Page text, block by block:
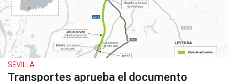
SEVILLA
Transportes aprueba el documento